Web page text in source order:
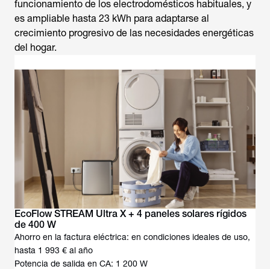
funcionamiento de los electrodomésticos habituales, y
es ampliable hasta 23 kWh para adaptarse al
crecimiento progresivo de las necesidades energéticas
del hogar.
EcoFlow STREAM Ultra X + 4 paneles solares rígidos
de 400 W
Ahorro en la factura eléctrica: en condiciones ideales de uso,
hasta 1 993 € al año
Potencia de salida en CA: 1 200 W